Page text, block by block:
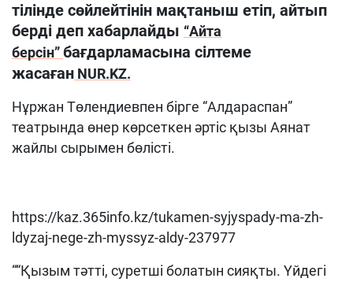
тілінде сөйлейтінін мақтаныш етіп, айтып
берді деп хабарлайды “Айта
берсін”бағдарламасына сілтеме
жасаған NUR.KZ.
Нұржан Төлендиевпен бірге “Алдараспан”
театрында өнер көрсеткен әртіс қызы Аянат
жайлы сырымен бөлісті.
https://kaz.365info.kz/tukamen-syjyspady-ma-zh-
ldyzaj-nege-zh-myssyz-aldy-237977
““Қызым тәтті, суретші болатын сияқты. Үйдегі